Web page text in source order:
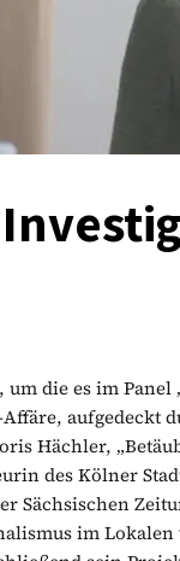
um die es im
aufgedeckt
Hächler,
des Kölner
Sächsischen
im